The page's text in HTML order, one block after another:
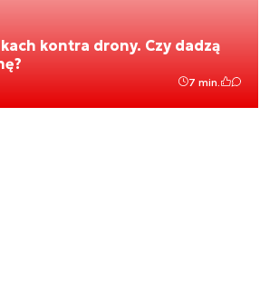
kontra drony. Czy dadzą
7 min.